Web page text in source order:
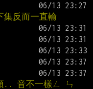
反而一直輸
.. 音不一樣ㄥ ㄣ